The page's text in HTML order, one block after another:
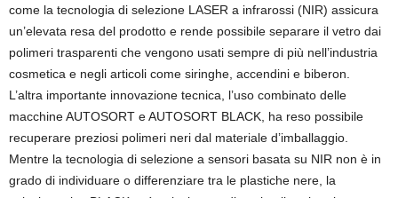
come la tecnologia di selezione LASER a infrarossi (NIR) assicura
un’elevata resa del prodotto e rende possibile separare il vetro dai
polimeri trasparenti che vengono usati sempre di più nell’industria
cosmetica e negli articoli come siringhe, accendini e biberon.
L’altra importante innovazione tecnica, l’uso combinato delle
macchine AUTOSORT e AUTOSORT BLACK, ha reso possibile
recuperare preziosi polimeri neri dal materiale d’imballaggio.
Mentre la tecnologia di selezione a sensori basata su NIR non è in
grado di individuare o differenziare tra le plastiche nere, la